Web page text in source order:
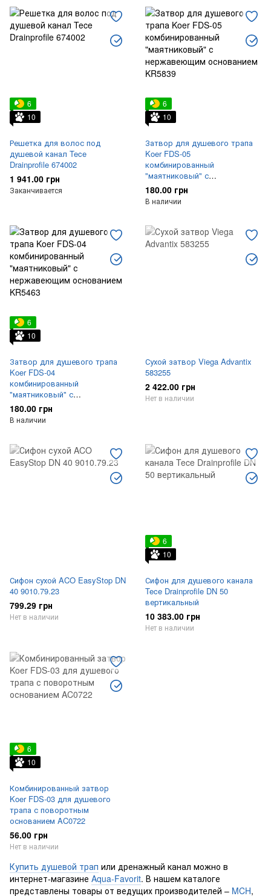
6
10
Решетка для волос под
душевой канал Tece
Drainprofile 674002
1 941.00 грн
Заканчивается
6
10
Затвор для душевого трапа
Koer FDS-05
комбинированный
"маятниковый" с
нержавеющим основанием
KR5839
180.00 грн
В наличии
6
10
Затвор для душевого трапа
Koer FDS-04
комбинированный
"маятниковый" с
нержавеющим основанием
KR5463
180.00 грн
В наличии
Сухой затвор Viega Advantix
583255
2 422.00 грн
Нет в наличии
Сифон сухой ACO EasyStop DN
40 9010.79.23
799.29 грн
Нет в наличии
6
10
Сифон для душевого канала
Tece Drainprofile DN 50
вертикальный
10 383.00 грн
Нет в наличии
6
10
Комбинированный затвор
Koer FDS-03 для душевого
трапа с поворотным
основанием AC0722
56.00 грн
Нет в наличии
Купить душевой трап или дренажный канал можно в
интернет-магазине Aqua-Favorit. В нашем каталоге
представлены товары от ведущих производителей – MCH,